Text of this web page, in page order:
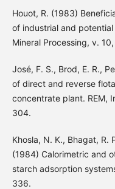
Houot, R. (1983)
of industrial and
Mineral Processing, v.
José, F. S., Brod, E. R.,
of direct and reverse
concentrate plant. REM,
304.
Khosla, N. K., Bhagat, R.
(1984) Calorimetric and
starch adsorption
336.